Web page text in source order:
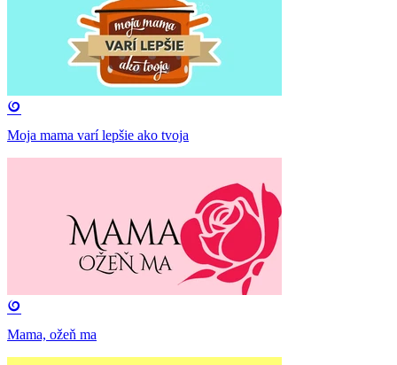
Moja mama varí lepšie ako tvoja
Mama, ožeň ma